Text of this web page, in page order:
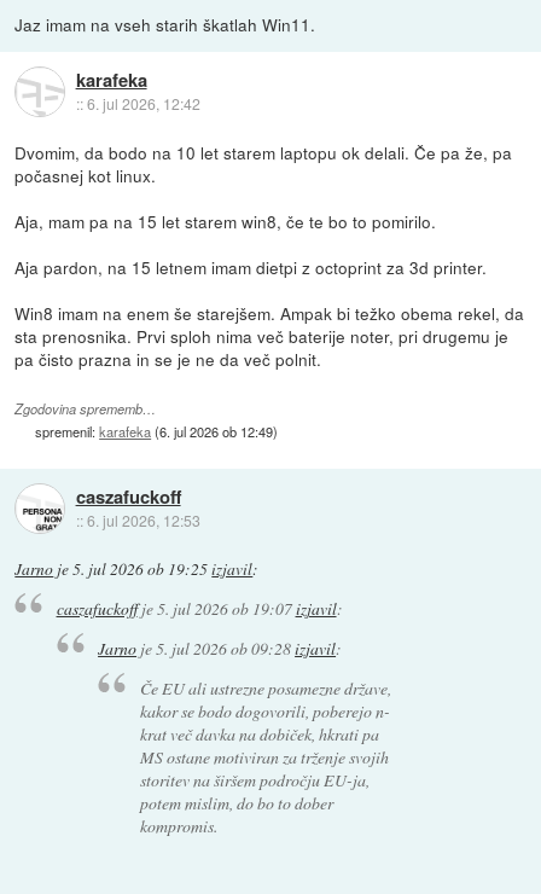
Jaz imam na vseh starih škatlah Win11.
karafeka
::6. jul 2026, 12:42
Dvomim, da bodo na 10 let starem laptopu ok delali. Če pa že, pa
počasnej kot linux.
Aja, mam pa na 15 let starem win8, če te bo to pomirilo.
Aja pardon, na 15 letnem imam dietpi z octoprint za 3d printer.
Win8 imam na enem še starejšem. Ampak bi težko obema rekel, da
sta prenosnika. Prvi sploh nima več baterije noter, pri drugemu je
pa čisto prazna in se je ne da več polnit.
Zgodovina sprememb…
spremenil:karafeka(6. jul 2026 ob 12:49)
caszafuckoff
::6. jul 2026, 12:53
Jarno je5. jul 2026 ob 19:25izjavil:
caszafuckoffje5. jul 2026 ob 19:07izjavil:
Jarno je5. jul 2026 ob 09:28izjavil:
Če EU ali ustrezne posamezne države,
kakor se bodo dogovorili, poberejo n-
krat več davka na dobiček, hkrati pa
MS ostane motiviran za trženje svojih
storitev na širšem področju EU-ja,
potem mislim, do bo to dober
kompromis.